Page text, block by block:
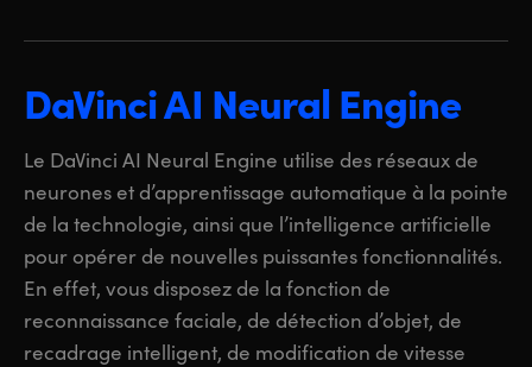
DaVinci AI Neural Engine
Le DaVinci AI Neural Engine utilise des réseaux de
neurones et d’apprentissage automatique à la pointe
de la technologie, ainsi que l’intelligence artificielle
pour opérer de nouvelles puissantes fonctionnalités.
En effet, vous disposez de la fonction de
reconnaissance faciale, de détection d’objet, de
recadrage intelligent, de modification de vitesse